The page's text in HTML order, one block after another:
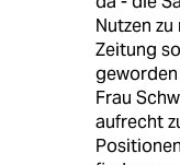
Nutzen
Zeitung
geworden
Frau
aufrecht